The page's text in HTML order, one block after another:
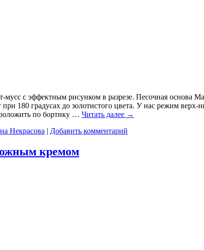
мусс с эффектным рисунком в разрезе. Песочная
180 градусах до золотистого цвета. У нас режим
по бортику … Читать далее →
Некрасова | Добавить комментарий
кремом